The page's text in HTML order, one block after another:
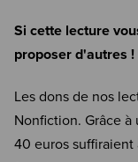
Si cette lecture
proposer d'autres !
Les dons de nos
Nonfiction. Grâce
40 euros suffiraient